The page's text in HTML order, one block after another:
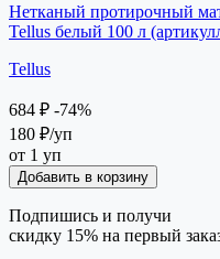
Нетканый протирочный
Tellus белый 100 л
Tellus
684 ₽ -74%
180 ₽/уп
от 1 уп
Добавить в корзину
Подпишись и получи
скидку 15% на первый